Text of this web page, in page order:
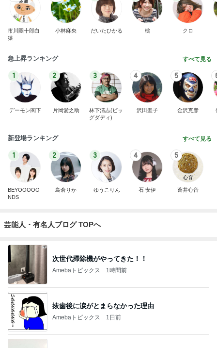
市川團十郎白
猿
小林麻央 だいたひかる 桃 クロ
急上昇ランキング すべて見る
1
デーモン閣下
2
片岡愛之助
3
林下清志(ビッ
グダディ)
4
沢田聖子
5
金沢克彦
新登場ランキング すべて見る
1
BEYOOOOO
NDS
2
島倉りか
3
ゆうこりん
4
石 安伊
5
蒼井心音
芸能人・有名人ブログ TOPへ
次世代掃除機がやってきた！！
Amebaトピックス 1時間前
抜歯後に涙がとまらなかった理由
Amebaトピックス 1日前